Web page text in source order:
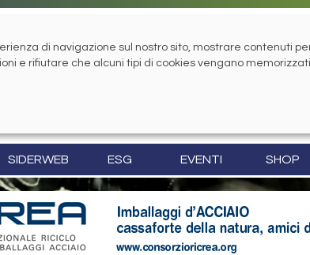
SIDERWEB ESG EVENTI SHOP
di navigazione sul nostro sito, mostrare contenuti
e rifiutare che alcuni tipi di cookies vengano